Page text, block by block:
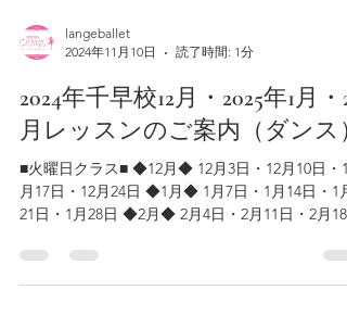
langeballet
2024年11月10日
読了時間: 1分
2024年千早校12月・2025年1月・2
月レッスンのご案内（ダンス
■火曜日クラス■ ◆12月◆ 12月3日・12月10日・12
月17日・12月24日 ◆1月◆ 1月7日・1月14日・1月
21日・1月28日 ◆2月◆ 2月4日・2月11日・2月18